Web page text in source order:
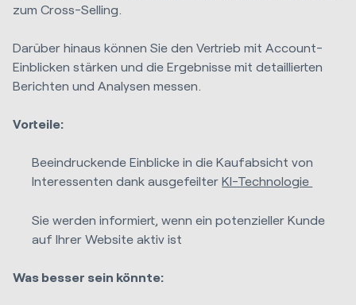
zum Cross-Selling.
Darüber hinaus können Sie den Vertrieb mit Account-
Einblicken stärken und die Ergebnisse mit detaillierten
Berichten und Analysen messen.
Vorteile:
Beeindruckende Einblicke in die Kaufabsicht von
Interessenten dank ausgefeilterKI-Technologie
Sie werden informiert, wenn ein potenzieller Kunde
auf Ihrer Website aktiv ist
Was besser sein könnte: